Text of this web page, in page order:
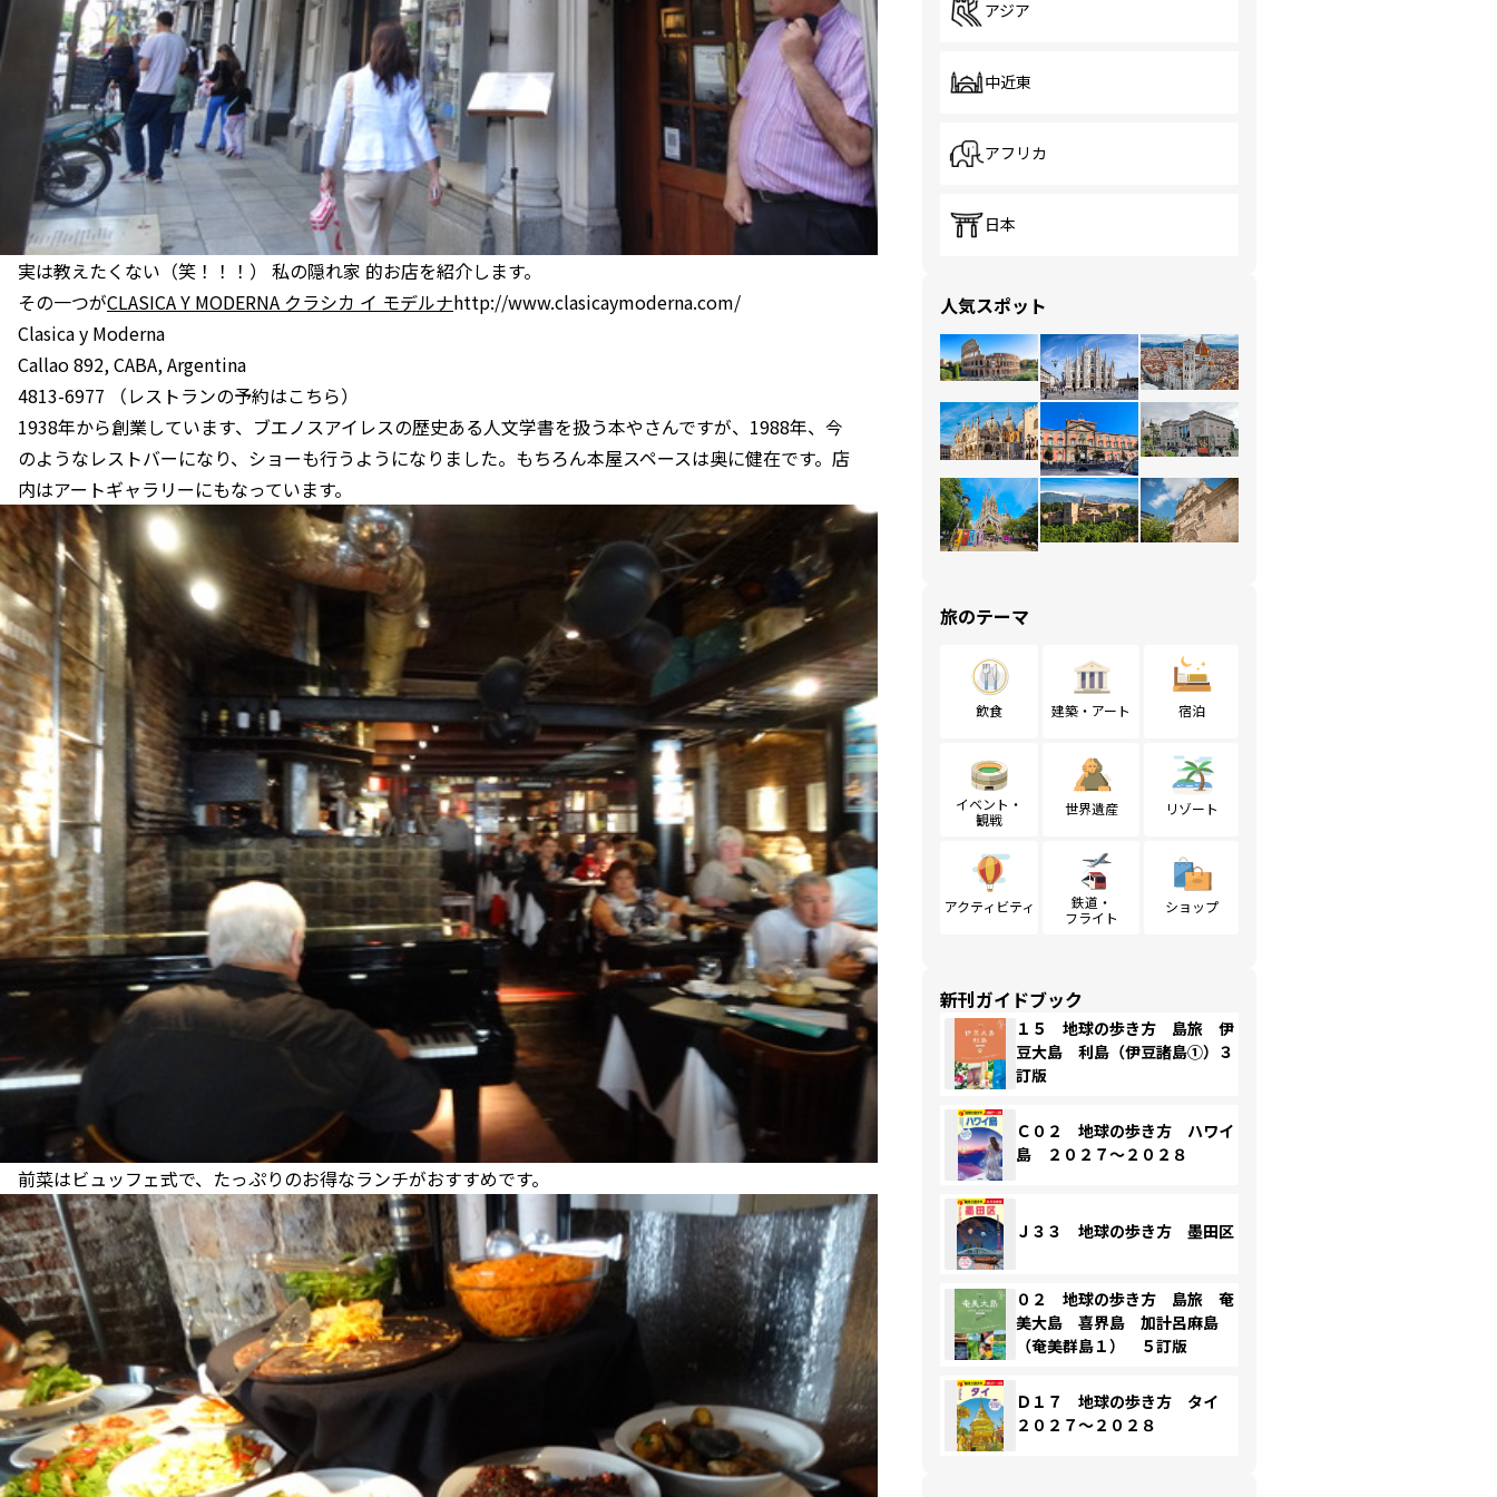
実は教えたくない（笑！！！） 私の隠れ家 的お店を紹介します。
その一つがCLASICA Y MODERNA クラシカ イ モデルナhttp://www.clasicaymoderna.com/
Clasica y Moderna
Callao 892, CABA, Argentina
4813-6977 （レストランの予約はこちら）
1938年から創業しています、ブエノスアイレスの歴史ある人文学書を扱う本やさんですが、1988年、今
のようなレストバーになり、ショーも行うようになりました。もちろん本屋スペースは奥に健在です。店
内はアートギャラリーにもなっています。
前菜はビュッフェ式で、たっぷりのお得なランチがおすすめです。
アジア
中近東
アフリカ
日本
人気スポット
旅のテーマ
飲食 建築・アート 宿泊
イベント・
観戦
世界遺産 リゾート
アクティビティ
鉄道・
フライト
ショップ
新刊ガイドブック
１５ 地球の歩き方 島旅 伊
豆大島 利島（伊豆諸島①）３
訂版
Ｃ０２ 地球の歩き方 ハワイ
島 ２０２７～２０２８
Ｊ３３ 地球の歩き方 墨田区
０２ 地球の歩き方 島旅 奄
美大島 喜界島 加計呂麻島
（奄美群島１） ５訂版
Ｄ１７ 地球の歩き方 タイ
２０２７～２０２８